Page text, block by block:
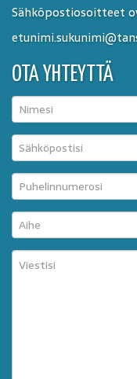
Sähköpostiosoitteet
OTA YHTEYTTÄ